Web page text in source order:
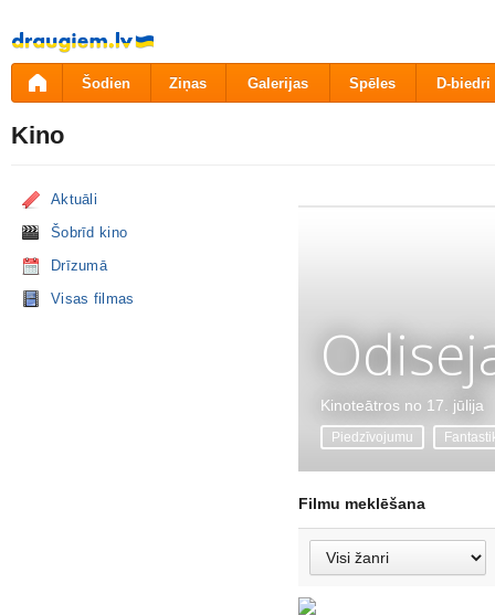
Pāriet
uz
saturu
Šodien Ziņas Galerijas Spēles D-biedri
Kino
Aktuāli
Šobrīd kino
Drīzumā
Visas filmas
Kinoteātros no 17. jūlija
Piedzīvojumu
Filmu meklēšana